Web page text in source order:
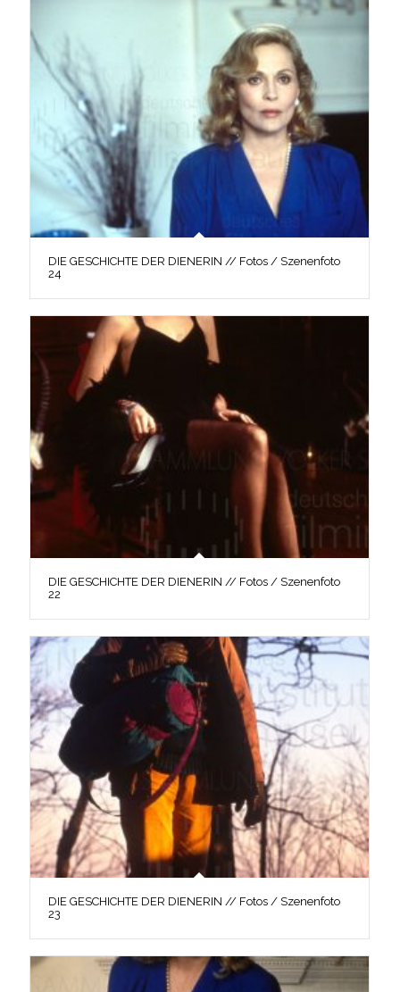
DIE GESCHICHTE DER DIENERIN // Fotos / Szenenfoto
24
DIE GESCHICHTE DER DIENERIN // Fotos / Szenenfoto
22
DIE GESCHICHTE DER DIENERIN // Fotos / Szenenfoto
23